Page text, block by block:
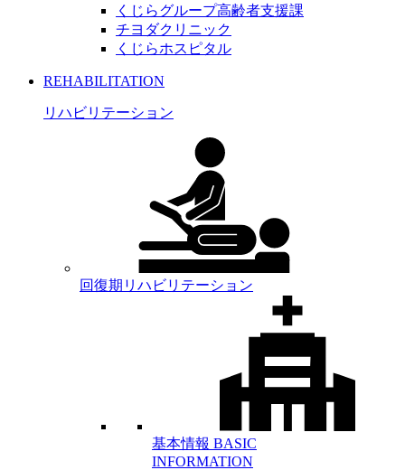
くじらグループ高齢者支援課
チヨダクリニック
くじらホスピタル
REHABILITATION
リハビリテーション
回復期リハビリテーション
基本情報 BASIC
INFORMATION